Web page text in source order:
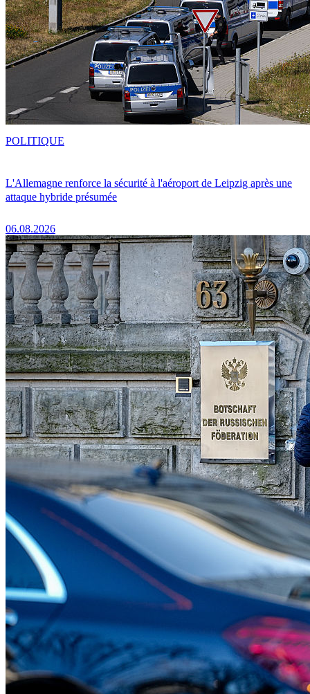
L'Allemagne renforce la sécurité à l'aéroport de Leipzig après une
attaque hybride présumée
06.08.2026
POLITIQUE